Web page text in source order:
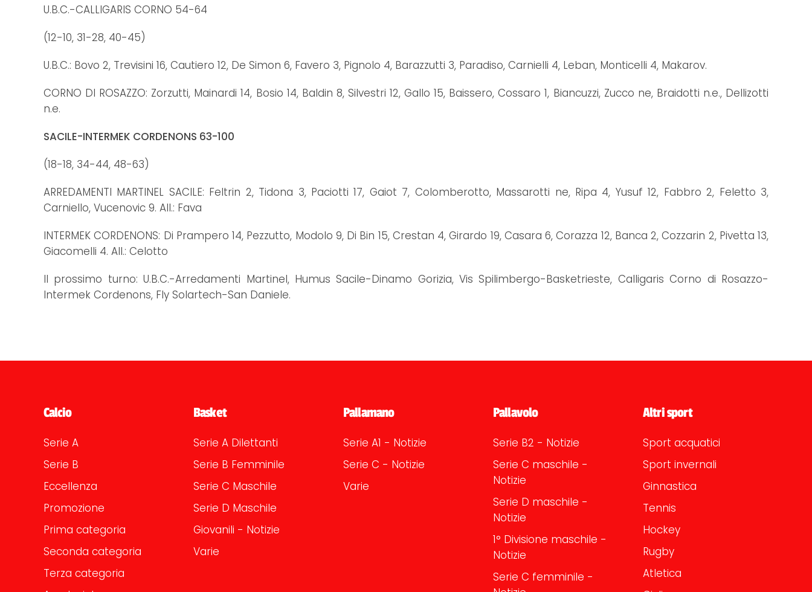
U.B.C.-CALLIGARIS CORNO 54-64
(12-10, 31-28, 40-45)
U.B.C.: Bovo 2, Trevisini 16, Cautiero 12, De Simon 6, Favero 3, Pignolo 4, Barazzutti 3, Paradiso, Carnielli 4, Leban, Monticelli 4, Makarov.
CORNO DI ROSAZZO: Zorzutti, Mainardi 14, Bosio 14, Baldin 8, Silvestri 12, Gallo 15, Baissero, Cossaro 1, Biancuzzi, Zucco ne, Braidotti n.e., Dellizotti
n.e.
SACILE-INTERMEK CORDENONS 63-100
(18-18, 34-44, 48-63)
ARREDAMENTI MARTINEL SACILE: Feltrin 2, Tidona 3, Paciotti 17, Gaiot 7, Colomberotto, Massarotti ne, Ripa 4, Yusuf 12, Fabbro 2, Feletto 3,
Carniello, Vucenovic 9. All.: Fava
INTERMEK CORDENONS: Di Prampero 14, Pezzutto, Modolo 9, Di Bin 15, Crestan 4, Girardo 19, Casara 6, Corazza 12, Banca 2, Cozzarin 2, Pivetta 13,
Giacomelli 4. All.: Celotto
Il prossimo turno: U.B.C.-Arredamenti Martinel, Humus Sacile-Dinamo Gorizia, Vis Spilimbergo-Basketrieste, Calligaris Corno di Rosazzo-
Intermek Cordenons, Fly Solartech-San Daniele.
Calcio
Serie A
Serie B
Eccellenza
Promozione
Prima categoria
Seconda categoria
Terza categoria
Basket
Serie A Dilettanti
Serie B Femminile
Serie C Maschile
Serie D Maschile
Giovanili - Notizie
Varie
Pallamano
Serie A1 - Notizie
Serie C - Notizie
Varie
Pallavolo
Serie B2 - Notizie
Serie C maschile -
Notizie
Serie D maschile -
Notizie
1° Divisione maschile -
Notizie
Serie C femminile -
Altri sport
Sport acquatici
Sport invernali
Ginnastica
Tennis
Hockey
Rugby
Atletica